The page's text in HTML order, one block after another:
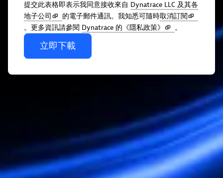
提交此表格即表示我同意接收來自 Dynatrace LLC 及其各
地子公司
的電子郵件通訊。我知悉可隨時取消訂閱
。更多資訊請參閱 Dynatrace 的《隱私政策》 。
立即下載